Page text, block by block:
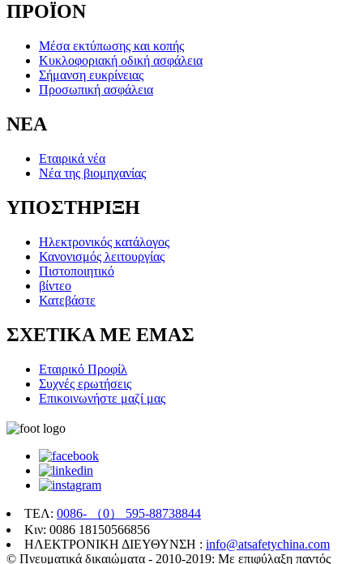
ΠΡΟΪΟΝ
Μέσα εκτύπωσης και κοπής
Κυκλοφοριακή οδική ασφάλεια
Σήμανση ευκρίνειας
Προσωπική ασφάλεια
ΝΕΑ
Εταιρικά νέα
Νέα της βιομηχανίας
ΥΠΟΣΤΗΡΙΞΗ
Ηλεκτρονικός κατάλογος
Κανονισμός λειτουργίας
Πιστοποιητικό
βίντεο
Κατεβάστε
ΣΧΕΤΙΚΑ ΜΕ ΕΜΑΣ
Εταιρικό Προφίλ
Συχνές ερωτήσεις
Επικοινωνήστε μαζί μας
ΤΕΛ: 0086- （0） 595-88738844
Κιν: 0086 18150566856
ΗΛΕΚΤΡΟΝΙΚΗ ΔΙΕΥΘΥΝΣΗ : info@atsafetychina.com
© Πνευματικά δικαιώματα - 2010-2019: Με επιφύλαξη παντός